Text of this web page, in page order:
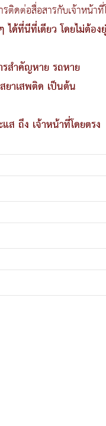
ติดต่อสื่อสารกับเจ้าหน้า
ได้ที่นีที่เดียว โดยไม่ต้อง
รสำคัญหาย รถหาย
ยาเสพติด เป็นต้น
ส ถึง เจ้าหน้าที่โดยตรง